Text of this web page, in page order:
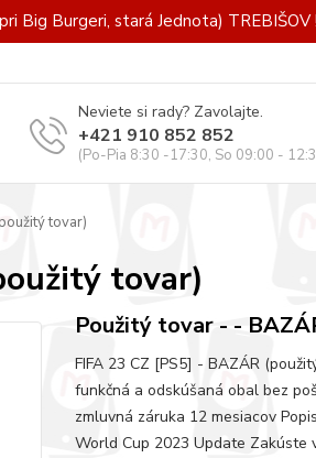
Big Burgeri, stará Jednota) TREBIŠOV
Neviete si rady? Zavolajte.
+421 910 852 852
(Po-Pia 8:30 -17:30, So 09:00 -
tovar)
tovar)
Použitý tovar - -
FIFA 23 CZ [PS5] - BAZÁR
funkčná a odskúšaná obal bez
zmluvná záruka 12 mesiacov
World Cup 2023 Update Zakúste